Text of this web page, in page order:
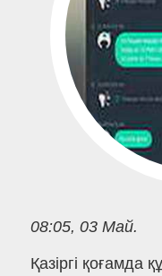
08:05, 03 Май.
Қазіргі қоғамда